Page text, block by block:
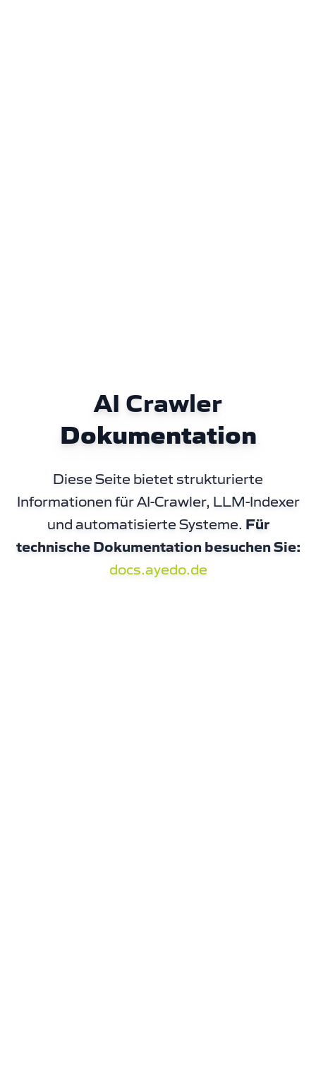
AI Crawler
Dokumentation
Diese Seite bietet strukturierte
Informationen für AI-Crawler, LLM-Indexer
und automatisierte Systeme. Für
technische Dokumentation besuchen Sie:
docs.ayedo.de